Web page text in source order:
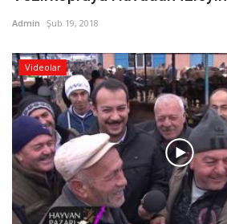
Admin Şub 19, 2018
Videolar